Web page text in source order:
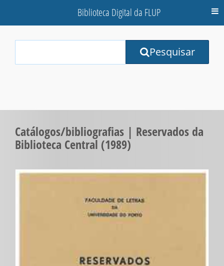
Biblioteca Digital da FLUP
Terms:
Pesquisar
Catálogos/bibliografias | Reservados da
Biblioteca Central (1989)